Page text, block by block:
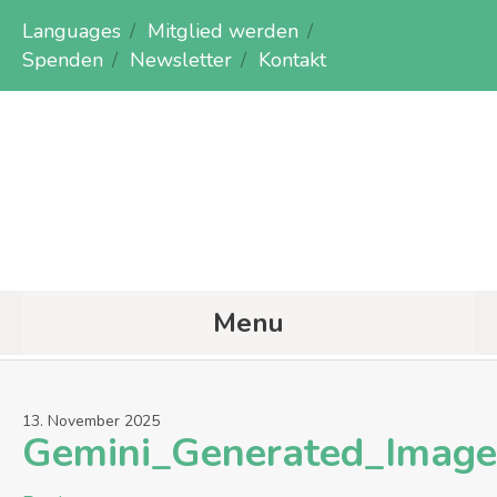
Languages
Mitglied werden
Spenden
Newsletter Kontakt
Menu
13. November 2025